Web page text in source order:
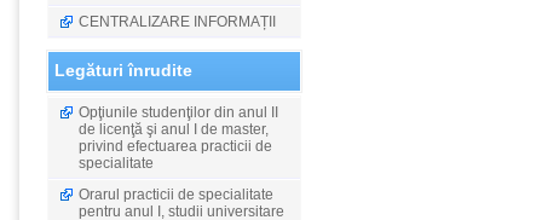
CENTRALIZARE INFORMAȚII
Legături înrudite
Opţiunile studenţilor din anul II
de licenţă şi anul I de master,
privind efectuarea practicii de
specialitate
Orarul practicii de specialitate
pentru anul I, studii universitare